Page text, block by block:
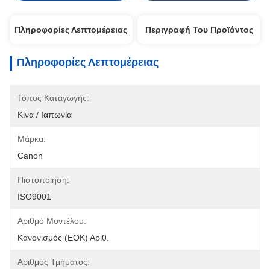
Πληροφορίες Λεπτομέρειας Περιγραφή Του Προϊόντος
Πληροφορίες Λεπτομέρειας
Τόπος Καταγωγής:
Κίνα / Ιαπωνία
Μάρκα:
Canon
Πιστοποίηση:
ISO9001
Αριθμό Μοντέλου:
Κανονισμός (ΕΟΚ) Αριθ.
Αριθμός Τμήματος: